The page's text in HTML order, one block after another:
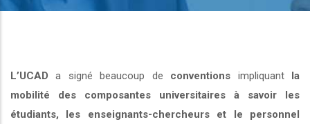
L’UCAD a signé beaucoup de conventions impliquant la
mobilité des composantes universitaires à savoir les
étudiants, les enseignants-chercheurs et le personnel